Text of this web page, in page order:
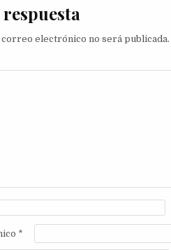
electrónico no será publicada.
*